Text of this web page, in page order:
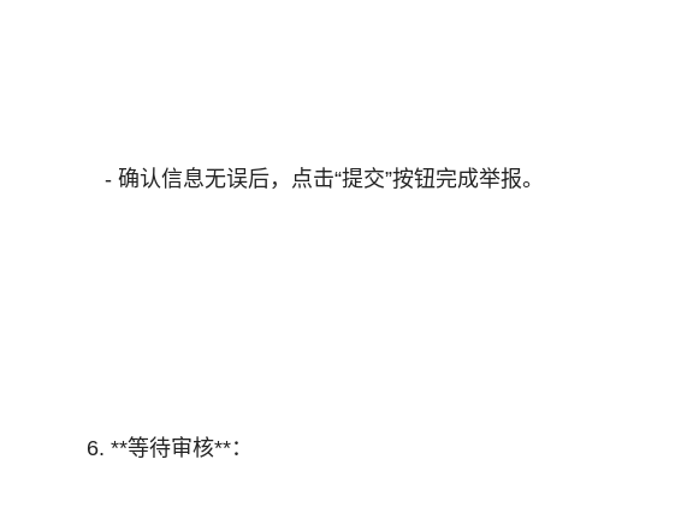
- 确认信息无误后，点击“提交”按钮完成举报。
6. **等待审核**：